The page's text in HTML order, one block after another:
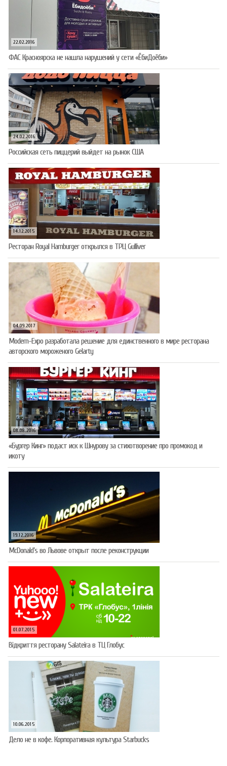
22.02.2016
ФАС Красноярска не нашла нарушений у сети «ЁбиДоёби»
24.02.2016
Российская сеть пиццерий выйдет на рынок США
14.12.2015
Ресторан Royal Hamburger открылся в ТРЦ Gulliver
04.09.2017
Modern-Expo разработала решение для единственного в мире ресторана
авторского мороженого Gelarty
08.08.2016
«Бургер Кинг» подаст иск к Шнурову за стихотворение про промокод и
икоту
19.12.2016
McDonald’s во Львове открыт после реконструкции
01.07.2015
Відкриття ресторану Salateirа в ТЦ Глобус
10.06.2015
Дело не в кофе. Корпоративная культура Starbucks